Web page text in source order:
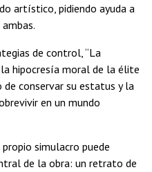
artístico, pidiendo ayuda a
de control, “La
la hipocresía moral de la élite
conservar su estatus y la
en un mundo
simulacro puede
de la obra: un retrato de